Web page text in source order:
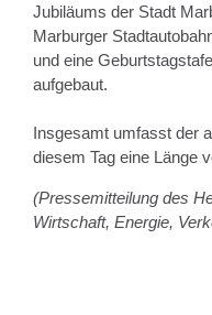
Jubiläums der Stadt
Marburger
und eine
aufgebaut.
Insgesamt umfasst der
diesem Tag eine Länge
(Pressemitteilung des
Wirtschaft, Energie,